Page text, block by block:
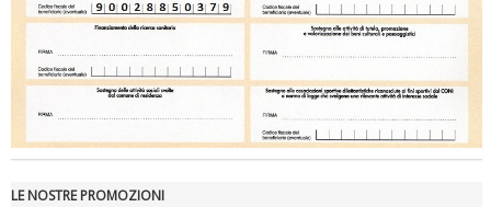
Ddl Lobby, Uisp: “Il Parlamento valorizzi le nostre specificità"
LE NOSTRE PROMOZIONI